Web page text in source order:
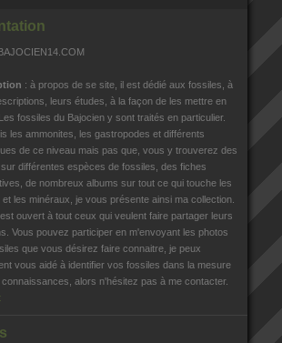
: à propos de se site, il est dédié aux fossiles, à
leurs études, à la façon de les mettre en
fossiles du Bajocien y sont traités en particulier.
les ammonites, les gastropodes et différents
de ce niveau mais pas que, vous y trouverez des
différentes espèces de fossiles, des fiches
de nombreux albums sur tout ce qui touche les
les minéraux, je vous présente ainsi ma collection.
ouvert à tout ceux qui veulent faire partager leurs
Vous pouvez participer en m'envoyant les photos
que vous désirez faire connaitre, je peux
vous aidé à identifier vos fossiles dans la mesure
alors n'hésitez pas à me contacter.